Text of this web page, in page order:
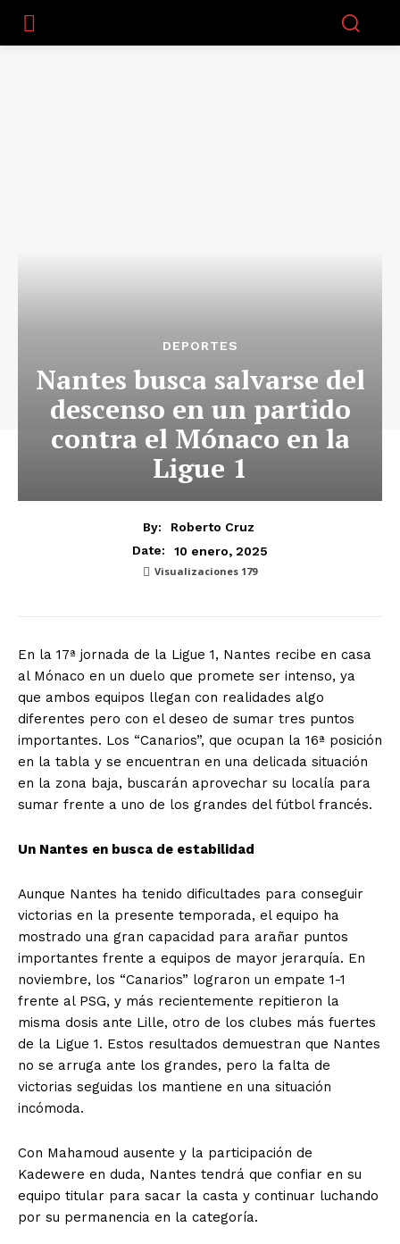
DEPORTES
Nantes busca salvarse del
descenso en un partido
contra el Mónaco en la
Ligue 1
By:
Roberto Cruz
Date:
10 enero, 2025
Visualizaciones 179
En la 17ª jornada de la Ligue 1, Nantes recibe en casa
al Mónaco en un duelo que promete ser intenso, ya
que ambos equipos llegan con realidades algo
diferentes pero con el deseo de sumar tres puntos
importantes. Los “Canarios”, que ocupan la 16ª posición
en la tabla y se encuentran en una delicada situación
en la zona baja, buscarán aprovechar su localía para
sumar frente a uno de los grandes del fútbol francés.
Un Nantes en busca de estabilidad
Aunque Nantes ha tenido dificultades para conseguir
victorias en la presente temporada, el equipo ha
mostrado una gran capacidad para arañar puntos
importantes frente a equipos de mayor jerarquía. En
noviembre, los “Canarios” lograron un empate 1-1
frente al PSG, y más recientemente repitieron la
misma dosis ante Lille, otro de los clubes más fuertes
de la Ligue 1. Estos resultados demuestran que Nantes
no se arruga ante los grandes, pero la falta de
victorias seguidas los mantiene en una situación
incómoda.
Con Mahamoud ausente y la participación de
Kadewere en duda, Nantes tendrá que confiar en su
equipo titular para sacar la casta y continuar luchando
por su permanencia en la categoría.